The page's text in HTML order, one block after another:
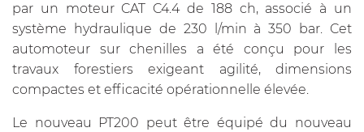
par un moteur CAT C4.4 de 188 ch, associé à un
système hydraulique de 230 l/min à 350 bar. Cet
automoteur sur chenilles a été conçu pour les
travaux forestiers exigeant agilité, dimensions
compactes et efficacité opérationnelle élevée.
Le nouveau PT200 peut être équipé du nouveau